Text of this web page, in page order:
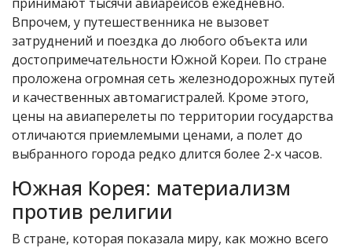
Впрочем, у путешественника не вызовет
затруднений и поездка до любого объекта или
достопримечательности Южной Кореи. По стране
проложена огромная сеть железнодорожных путей
и качественных автомагистралей. Кроме этого,
цены на авиаперелеты по территории государства
отличаются приемлемыми ценами, а полет до
выбранного города редко длится более 2-х часов.
Южная Корея: материализм
против религии
В стране, которая показала миру, как можно всего